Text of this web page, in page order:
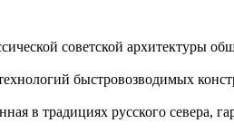
советской архитектуры
быстровозводимых
в традициях русского севера,